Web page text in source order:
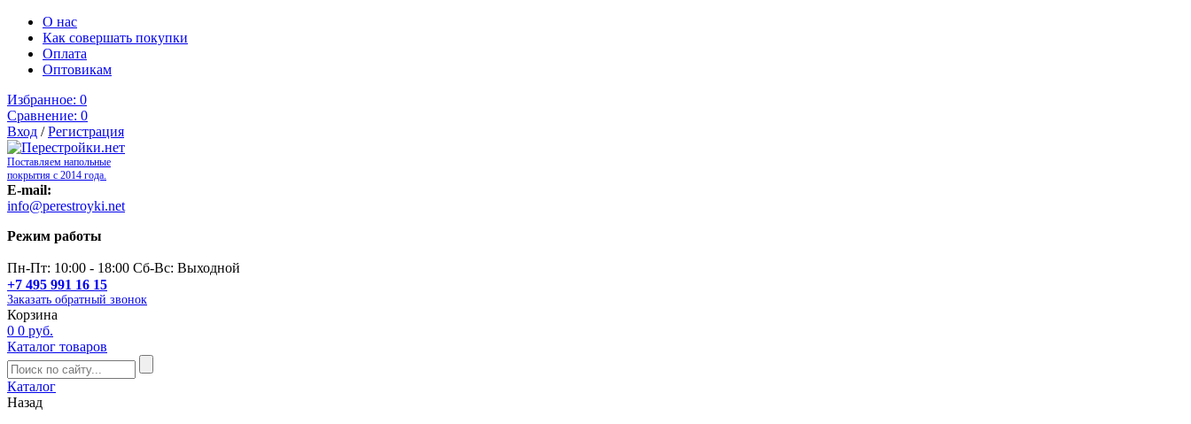
О нас
Как совершать покупки
Оплата
Оптовикам
Избранное: 0
Сравнение: 0
Вход /Регистрация
Поставляем напольные
покрытия с 2014 года.
E-mail:
info@perestroyki.net
Режим работы
Пн-Пт: 10:00 - 18:00 Сб-Вс: Выходной
+7 495 991 16 15
Заказать обратный звонок
Корзина
0 0 руб.
Каталог товаров
Каталог
Назад